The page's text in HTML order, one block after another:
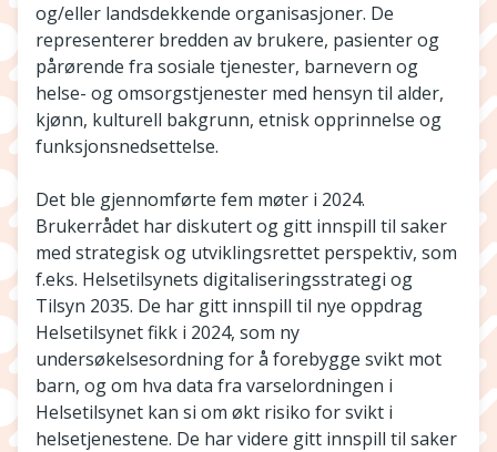
og/eller landsdekkende organisasjoner. De
representerer bredden av brukere, pasienter og
pårørende fra sosiale tjenester, barnevern og
helse- og omsorgstjenester med hensyn til alder,
kjønn, kulturell bakgrunn, etnisk opprinnelse og
funksjonsnedsettelse.
Det ble gjennomførte fem møter i 2024.
Brukerrådet har diskutert og gitt innspill til saker
med strategisk og utviklingsrettet perspektiv, som
f.eks. Helsetilsynets digitaliseringsstrategi og
Tilsyn 2035. De har gitt innspill til nye oppdrag
Helsetilsynet fikk i 2024, som ny
undersøkelsesordning for å forebygge svikt mot
barn, og om hva data fra varselordningen i
Helsetilsynet kan si om økt risiko for svikt i
helsetjenestene. De har videre gitt innspill til saker